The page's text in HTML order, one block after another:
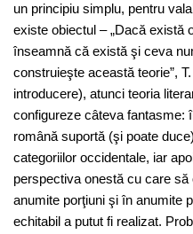
un principiu simplu, pentru
existe obiectul – „Dacă există
înseamnă că există şi ceva
construieşte această teorie”,
introducere), atunci teoria
configureze câteva fantasme:
română suportă (şi poate
categoriilor occidentale, iar
perspectiva onestă cu care
anumite porţiuni şi în anumite
echitabil a putut fi realizat.